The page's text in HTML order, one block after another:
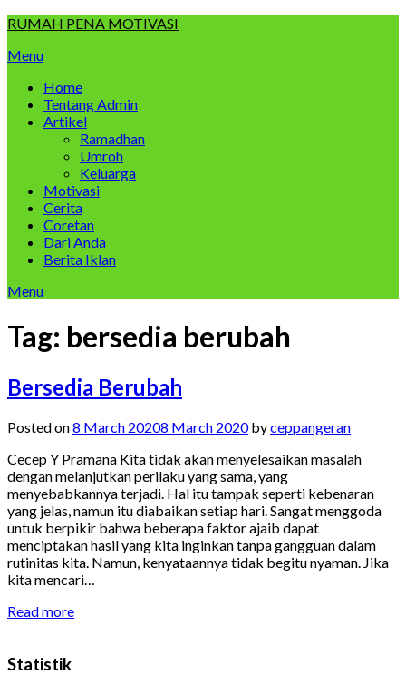
Skip
content
RUMAH PENA MOTIVASI
Menu
Home
Tentang Admin
Artikel
Ramadhan
Umroh
Keluarga
Motivasi
Cerita
Coretan
Dari Anda
Berita Iklan
Menu
Tag: bersedia berubah
Bersedia Berubah
Posted on8 March 20208 March 2020byceppangeran
Cecep Y Pramana Kita tidak akan menyelesaikan masalah
dengan melanjutkan perilaku yang sama, yang
menyebabkannya terjadi. Hal itu tampak seperti kebenaran
yang jelas, namun itu diabaikan setiap hari. Sangat menggoda
untuk berpikir bahwa beberapa faktor ajaib dapat
menciptakan hasil yang kita inginkan tanpa gangguan dalam
rutinitas kita. Namun, kenyataannya tidak begitu nyaman. Jika
kita mencari…
Read more
Statistik